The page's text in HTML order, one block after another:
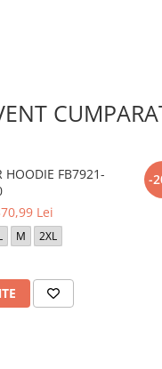
HOODIE FB7921-
Lei
M 2XL
-